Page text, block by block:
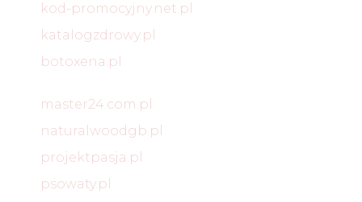
kod-promocyjny.net.pl
katalogzdrowy.pl
botoxena.pl
master24.com.pl
naturalwoodgb.pl
projektpasja.pl
psowaty.pl